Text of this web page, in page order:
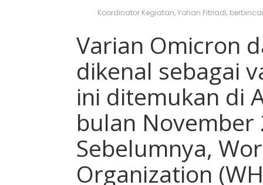
Koordinator Kegiatan, Yohan Fitriadi,
Varian Omicron
dikenal sebagai
ini ditemukan di
bulan November
Sebelumnya,
Organization